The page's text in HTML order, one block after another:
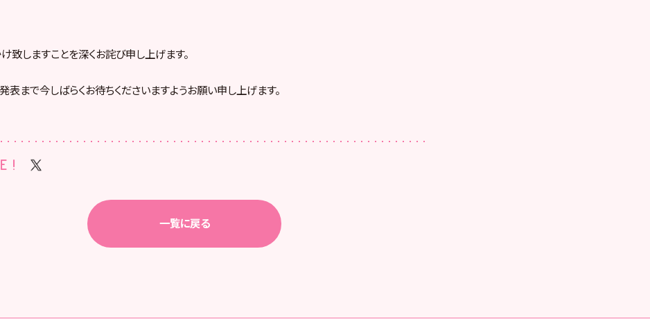
致しますことを深くお詫び申し上げます。
表まで今しばらくお待ちくださいますようお願い申し上げます。
!
一覧に戻る